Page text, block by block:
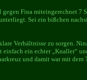
Fina miteingerechnet 7
Sei ein bißchen
Verhältnisse zu sorgen.
ein echter „Knaller“
und damit war mit